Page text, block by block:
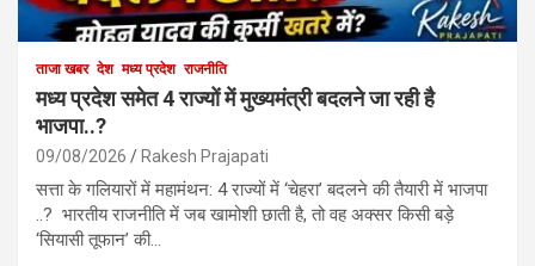
ताजा खबर देश मध्य प्रदेश राजनीति
मध्य प्रदेश समेत 4 राज्यों में मुख्यमंत्री बदलने जा रही है
भाजपा..?
09/08/2026 Rakesh Prajapati
सत्ता के गलियारों में महामंथन: 4 राज्यों में ‘चेहरा’ बदलने की तैयारी में भाजपा
..? भारतीय राजनीति में जब खामोशी छाती है, तो वह अक्सर किसी बड़े
‘सियासी तूफान’ की…